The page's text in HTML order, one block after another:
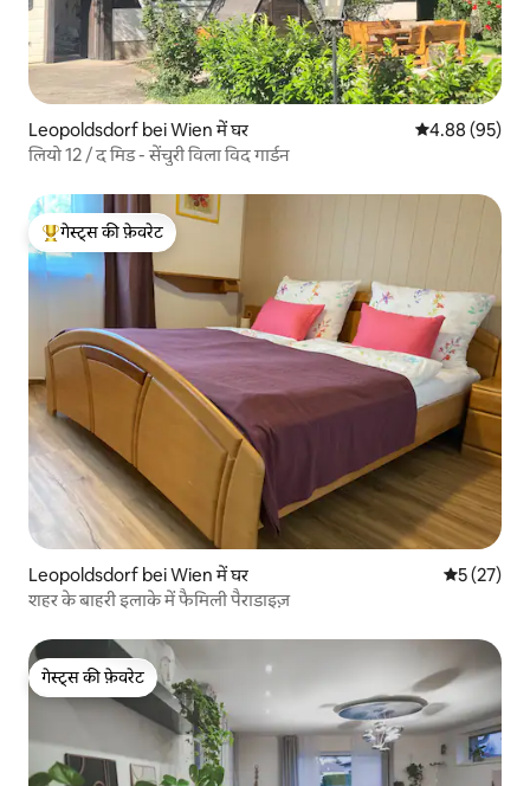
Leopoldsdorf bei Wien में घर औसत रेटिंग 5 में
4.88 (95)
लियो 12 / द मिड - सेंचुरी विला विद गार्डन
गेस्ट्स का टॉप फ़ेवरेट
गेस्ट्स की फ़ेवरेट
Leopoldsdorf bei Wien में घर औसत रेटिंग
5 (27)
शहर के बाहरी इलाके में फैमिली पैराडाइज़
गेस्ट्स की फ़ेवरेट
गेस्ट्स की फ़ेवरेट